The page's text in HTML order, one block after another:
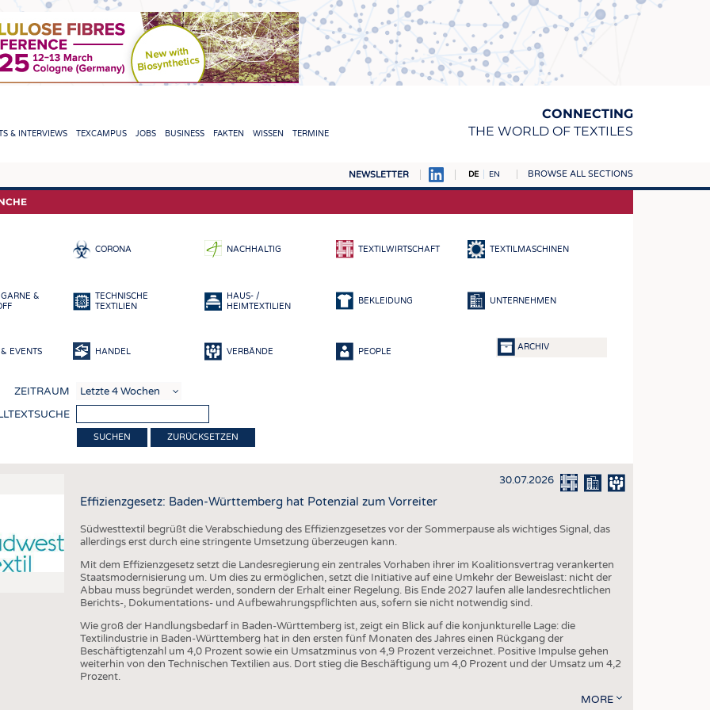
CONNECTING
THE WORLD OF TEXTILES
& INTERVIEWS TEXCAMPUS JOBS BUSINESS FAKTEN WISSEN TERMINE
NEWSLETTER DE EN BROWSE ALL SECTIONS
TEXTILE LEADERSHIP FASERN
GEWEBE
VLIESSTOFFE
NACHHALTIGKEIT
KREISLAUFWIRTSCHAFT
TECHNISCHE TEXTILIEN
SMART TEXTILES
HAUS- UND HEIMTEXTILIEN
BEKLEIDUNG
CORONA NACHHALTIG TEXTILWIRTSCHAFT TEXTILMASCHINEN
&
TECHNISCHE
TEXTILIEN
HAUS- /
HEIMTEXTILIEN
BEKLEIDUNG UNTERNEHMEN
EVENTS HANDEL VERBÄNDE PEOPLE ARCHIV
ZEITRAUM
ZURÜCKSETZEN
30.07.2026
Effizienzgesetz: Baden-Württemberg hat Potenzial zum Vorreiter
Südwesttextil begrüßt die Verabschiedung des Effizienzgesetzes vor der Sommerpause als wichtiges Signal, das
allerdings erst durch eine stringente Umsetzung überzeugen kann.
Mit dem Effizienzgesetz setzt die Landesregierung ein zentrales Vorhaben ihrer im Koalitionsvertrag verankerten
Staatsmodernisierung um. Um dies zu ermöglichen, setzt die Initiative auf eine Umkehr der Beweislast: nicht der
Abbau muss begründet werden, sondern der Erhalt einer Regelung. Bis Ende 2027 laufen alle landesrechtlichen
Berichts-, Dokumentations- und Aufbewahrungspflichten aus, sofern sie nicht notwendig sind.
Wie groß der Handlungsbedarf in Baden-Württemberg ist, zeigt ein Blick auf die konjunkturelle Lage: die
Textilindustrie in Baden-Württemberg hat in den ersten fünf Monaten des Jahres einen Rückgang der
Beschäftigtenzahl um 4,0 Prozent sowie ein Umsatzminus von 4,9 Prozent verzeichnet. Positive Impulse gehen
weiterhin von den Technischen Textilien aus. Dort stieg die Beschäftigung um 4,0 Prozent und der Umsatz um 4,2
Prozent.
MORE